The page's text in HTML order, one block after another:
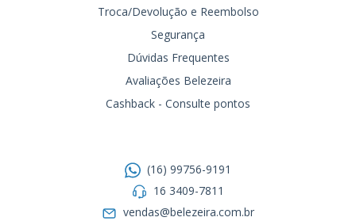
Troca/Devolução e Reembolso
Segurança
Dúvidas Frequentes
Avaliações Belezeira
Cashback - Consulte pontos
(16) 99756-9191
16 3409-7811
vendas@belezeira.com.br